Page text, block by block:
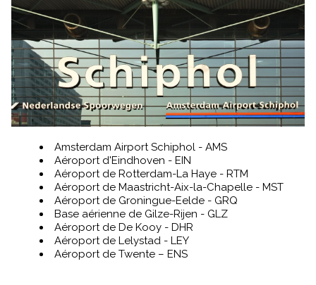
Amsterdam Airport Schiphol - AMS
Aéroport d'Eindhoven - EIN
Aéroport de Rotterdam-La Haye - RTM
Aéroport de Maastricht-Aix-la-Chapelle - MST
Aéroport de Groningue-Eelde - GRQ
Base aérienne de Gilze-Rijen - GLZ
Aéroport de De Kooy - DHR
Aéroport de Lelystad - LEY
Aéroport de Twente – ENS